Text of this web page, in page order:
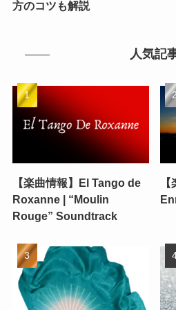
方のコツも解説
人気記
【楽曲情報】El Tango de
Roxanne | “Moulin
Rouge” Soundtrack